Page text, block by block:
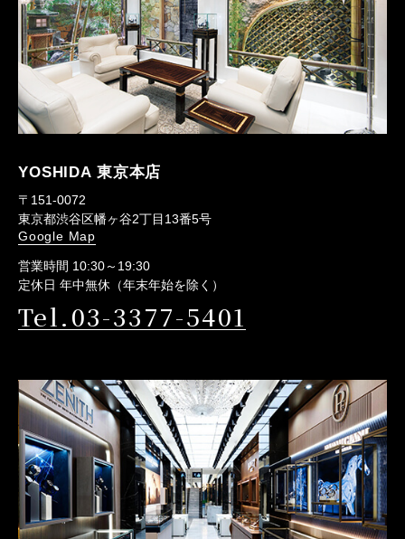
YOSHIDA 東京本店
〒151-0072
東京都渋谷区幡ヶ谷2丁目13番5号
Google Map
営業時間 10:30～19:30
定休日 年中無休（年末年始を除く）
Tel.03-3377-5401